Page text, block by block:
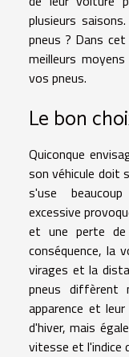
plusieurs
pneus ? Dans
meilleurs
vos pneus.
Le bon
Quiconque
son véhicule doit
s'use
excessive
et une perte
conséquence, la
virages et la
pneus diffèrent
apparence et
d'hiver, mais
vitesse et l'indice